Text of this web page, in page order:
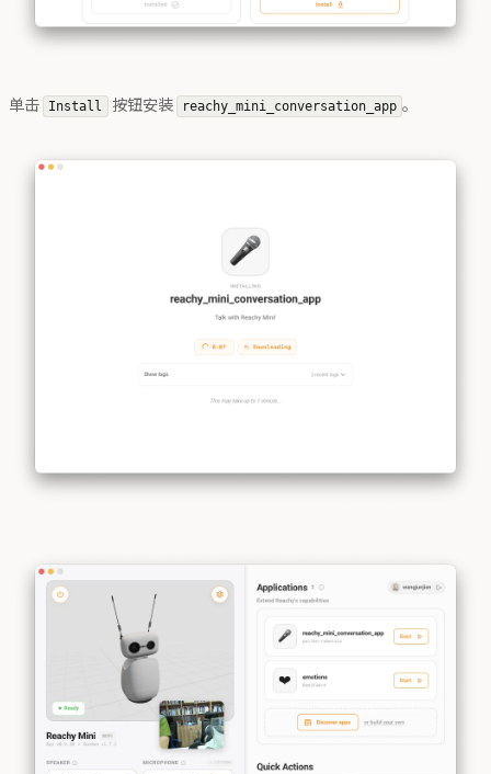
单击 Install 按钮安装 reachy_mini_conversation_app 。